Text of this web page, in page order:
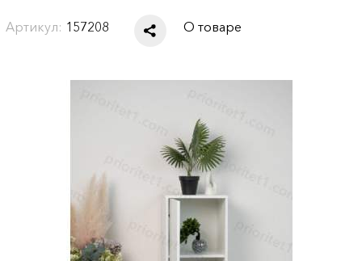
Артикул: 157208 О товаре